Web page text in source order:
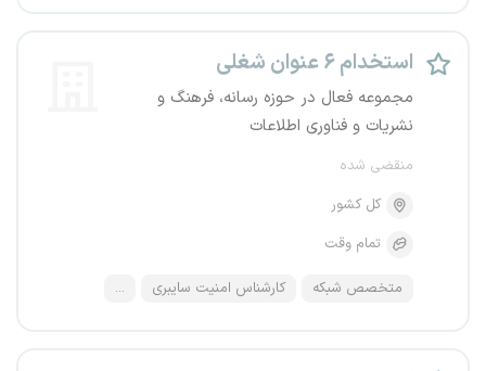
استخدام ۶ عنوان شغلی
مجموعه فعال در حوزه رسانه، فرهنگ و
نشریات و فناوری اطلاعات
منقضی شده
کل کشور
تمام وقت
متخصص شبکه کارشناس امنیت سایبری ...